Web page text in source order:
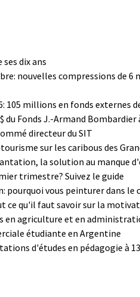
dix ans
nouvelles compressions de 6
105 millions en fonds externes
du Fonds J.-Armand
directeur du SIT
sur les caribous des
la solution au manque
trimestre? Suivez le guide
pourquoi vous peinturer dans le
ce qu'il faut savoir sur la
en agriculture et en
étudiante en Argentine
d'études en pédagogie à